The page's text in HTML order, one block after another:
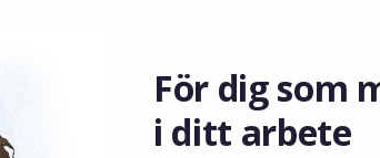
För dig som
i ditt arbete